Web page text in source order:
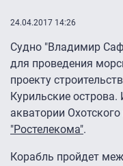
24.04.2017 14:26
Судно "Владимир
для проведения
проекту
Курильские
акватории
"Ростелекома".
Корабль пройдет